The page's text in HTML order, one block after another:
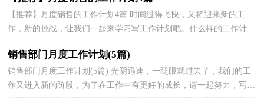
【推荐】月度销售的工作计划4篇 时间过得飞快，又将迎来新的工
作，新的挑战，让我们一起来学习写工作计划吧。什么样的工作计划
是你的领导或者老板所期望看到的呢？下面是小编为大家...
销售部门月度工作计划(5篇)
销售部门月度工作计划(5篇) 光阴迅速，一眨眼就过去了，我们的工
作又进入新的阶段，为了在工作中有更好的成长，请一起努力，写一
份计划吧。我们该怎么拟定计划呢？下面是小编收集整理的...